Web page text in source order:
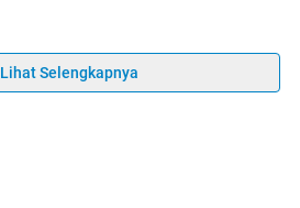
Lihat Selengkapnya